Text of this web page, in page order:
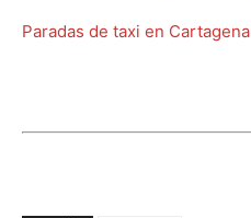
Paradas de taxi en Cartagena